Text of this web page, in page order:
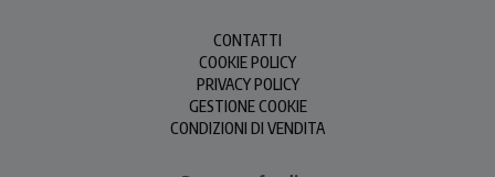
CONTATTI
COOKIE POLICY
PRIVACY POLICY
GESTIONE COOKIE
CONDIZIONI DI VENDITA